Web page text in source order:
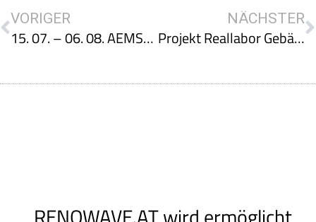
VORIGER
15. 07. – 06. 08. AEMS-Sommeruniversität Green.Building.Solutions.
NÄCHSTER
Projekt Reallabor Gebäude – Für klimaneutrales, bedarfsgerechtes und leistbares Wohnen